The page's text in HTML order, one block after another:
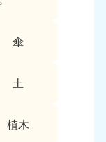
傘
土
植木5259
年中無休